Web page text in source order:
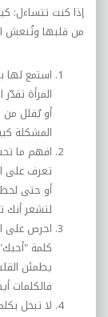
إذا كنت تتساءل:
من قلبها وتُنعش
استمع لها
المرأة
أو يُقلل
المشكلة
افهم ما
تعرف على
أو حتى
لتشعر أنك
احرص على
كلمة
يطمئن
فالكلمات
لا تبخل